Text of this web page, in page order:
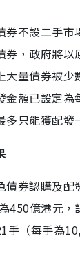
券不設二手市
券，政府將以
量債券被少
金額已設定為
多只能獲配發
債券認購及配
450億港元，
手（每手為